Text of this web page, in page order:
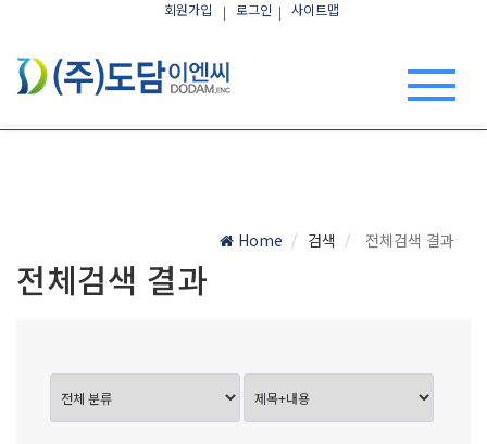
회원가입 로그인 사이트맵
Home 검색 전체검색 결과
전체검색 결과